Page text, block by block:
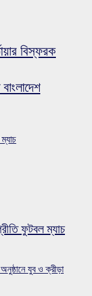
বিস্ফরক
ফুটবল ম্যাচ
যুব ও ক্রীড়া